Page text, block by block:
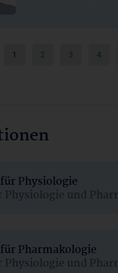
1 2 3 4
Physiologie
und
Pharmakologie
und